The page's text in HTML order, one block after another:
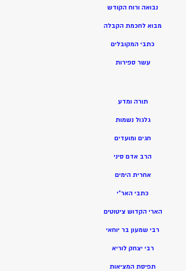
נבואה ורוח הקודש
מבוא לחכמת הקבלה
כתבי המקובלים
עשר ספירות
תורה ומדע
גלגול נשמות
חגים ומועדים
הרב אדם סיני
אחרית הימים
כתבי האר”י
הארי הקדוש ציטוטים
רבי שמעון בר יוחאי
רבי יצחק לוריא
תפיסת המציאות